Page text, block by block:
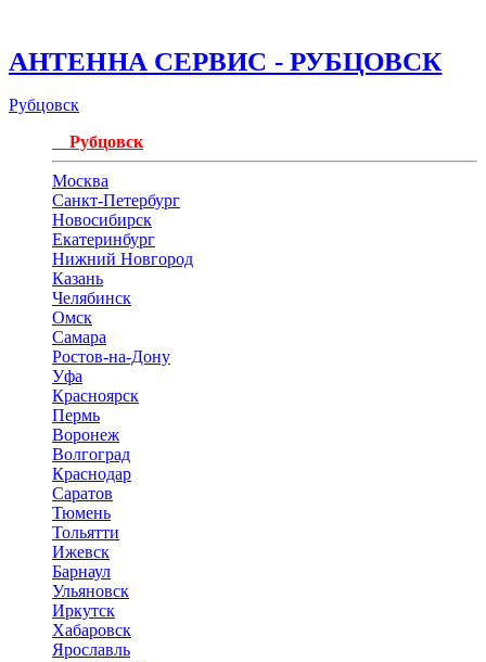
АНТЕННА СЕРВИС - РУБЦОВСК
Рубцовск
Рубцовск
Москва
Санкт-Петербург
Новосибирск
Екатеринбург
Нижний Новгород
Казань
Челябинск
Омск
Самара
Ростов-на-Дону
Уфа
Красноярск
Пермь
Воронеж
Волгоград
Краснодар
Саратов
Тюмень
Тольятти
Ижевск
Барнаул
Ульяновск
Иркутск
Хабаровск
Ярославль